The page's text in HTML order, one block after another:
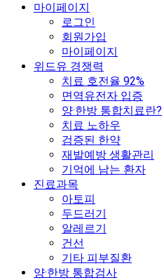
마이페이지
로그인
회원가입
마이페이지
위드유 경쟁력
치료 호전율 92%
면역유전자 입증
양·한방 통합치료란?
치료 노하우
검증된 한약
재발예방 생활관리
기억에 남는 환자
진료과목
아토피
두드러기
알레르기
건선
기타 피부질환
양·한방 통합검사